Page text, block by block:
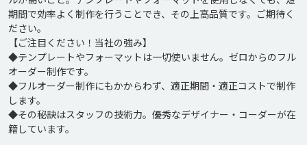
期間で効率よく制作を行うことでき、その上高品質です。ご期待く
ださい。
【ご注目ください！当社の強み】
◆テンプレートやフォーマットは一切使いません。ゼロからのフル
オーダー制作です。
◆フルオーダー制作にもかからわず、適正期間・適正コストで制作
します。
◆その秘訣はスタッフの技術力。優秀なデザイナー・コーダーが在
籍しています。